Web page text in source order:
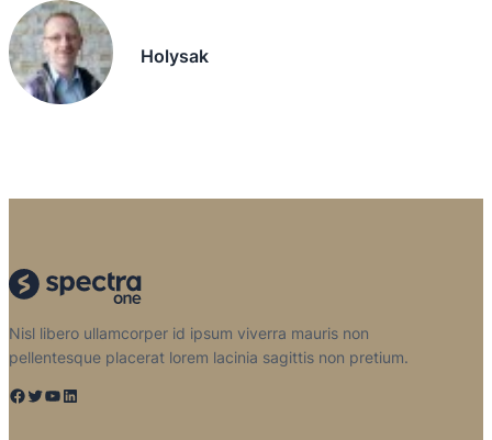
Holysak
Nisl libero ullamcorper id ipsum viverra mauris non
pellentesque placerat lorem lacinia sagittis non pretium.
Facebook Twitter YouTube LinkedIn